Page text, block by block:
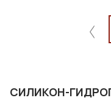
СИЛИКОН-